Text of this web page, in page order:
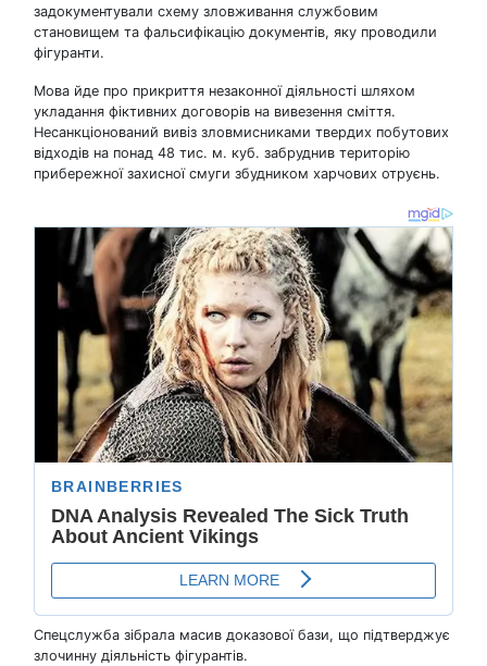
задокументували схему зловживання службовим
становищем та фальсифікацію документів, яку проводили
фігуранти.
Мова йде про прикриття незаконної діяльності шляхом
укладання фіктивних договорів на вивезення сміття.
Несанкціонований вивіз зловмисниками твердих побутових
відходів на понад 48 тис. м. куб. забруднив територію
прибережної захисної смуги збудником харчових отруєнь.
Спецслужба зібрала масив доказової бази, що підтверджує
злочинну діяльність фігурантів.